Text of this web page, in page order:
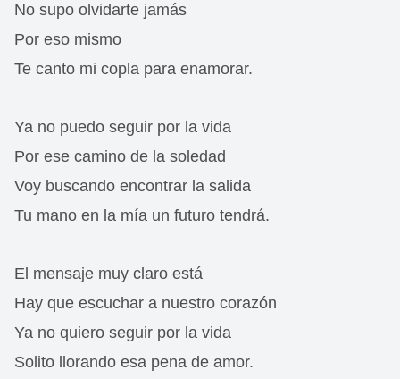
No supo olvidarte jamás
Por eso mismo
Te canto mi copla para enamorar.
Ya no puedo seguir por la vida
Por ese camino de la soledad
Voy buscando encontrar la salida
Tu mano en la mía un futuro tendrá.
El mensaje muy claro está
Hay que escuchar a nuestro corazón
Ya no quiero seguir por la vida
Solito llorando esa pena de amor.